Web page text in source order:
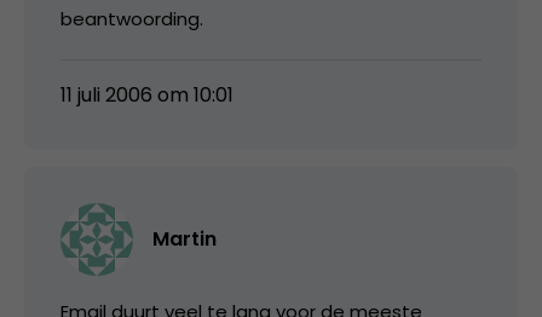
beantwoording.
11 juli 2006 om 10:01
Martin
Email duurt veel te lang voor de meeste